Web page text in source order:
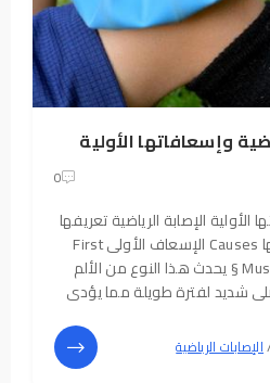
وإسعافاتها الأولية
0
الأولية الإصابة الرياضية تعريفها
أعراضها Symptoms أسبابها Causes الإسعاف الأولى First
Aid الألم العضلى Muscle Pain § يحدث هذا النوع من الألم
شديد لفترة طويلة مما يؤدى
الإصابات الرياضية